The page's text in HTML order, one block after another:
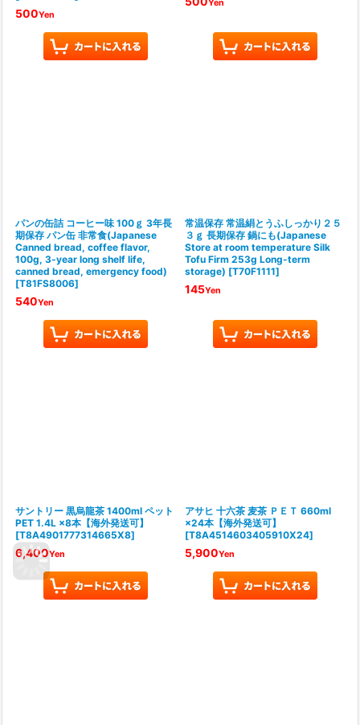
500Yen
Yen
パンの缶詰 コーヒー味 100ｇ 3年長
期保存 パン缶 非常食(Japanese
Canned bread, coffee flavor,
100g, 3-year long shelf life,
canned bread, emergency food)
[T81FS8006]
540Yen
常温保存 常温絹とうふしっかり２５
３ｇ 長期保存 鍋にも(Japanese
Store at room temperature Silk
Tofu Firm 253g Long-term
storage) [T70F1111]
145Yen
サントリー 黒烏龍茶 1400ml ペット
PET 1.4L ×8本【海外発送可】
[T8A4901777314665X8]
6,400Yen
アサヒ 十六茶 麦茶 ＰＥＴ 660ml
×24本【海外発送可】
[T8A4514603405910X24]
5,900Yen